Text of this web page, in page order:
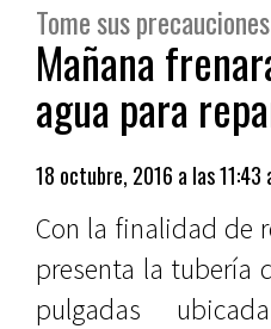
Tome sus precauciones
Mañana
agua para
18 octubre, 2016 a las 11:43
Con la finalidad de
presenta la tubería
pulgadas